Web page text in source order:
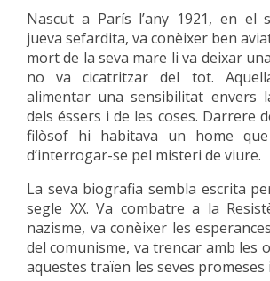
Nascut a París l’any 1921, en el
jueva sefardita, va conèixer ben
mort de la seva mare li va deixar
no va cicatritzar del tot.
alimentar una sensibilitat envers
dels éssers i de les coses. Darrere
filòsof hi habitava un home
d’interrogar-se pel misteri de viure.
La seva biografia sembla escrita
segle XX. Va combatre a la
nazisme, va conèixer les
del comunisme, va trencar amb les
aquestes traïen les seves